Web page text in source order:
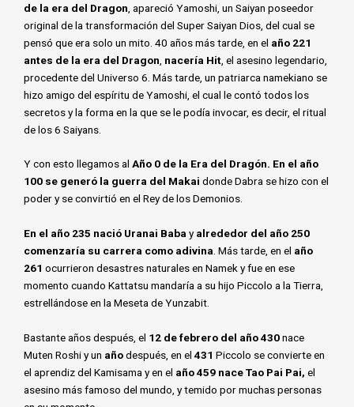
de la era del Dragon , apareció Yamoshi, un Saiyan poseedor
original de la transformación del Super Saiyan Dios, del cual se
pensó que era solo un mito. 40 años más tarde, en el año 221
antes de la era del Dragon nacería Hit , el asesino legendario,
procedente del Universo 6. Más tarde, un patriarca namekiano se
hizo amigo del espíritu de Yamoshi, el cual le contó todos los
secretos y la forma en la que se le podía invocar, es decir, el ritual
de los 6 Saiyans.
Y con esto llegamos al Año 0 de la Era del Dragón. En el año
100 se generó la guerra del Makai donde Dabra se hizo con el
poder y se convirtió en el Rey de los Demonios.
En el año 235 nació Uranai Baba yalrededor del año 250
comenzaría su carrera como adivina. Más tarde, en el año
261 ocurrieron desastres naturales en Namek y fue en ese
momento cuando Kattatsu mandaría a su hijo Piccolo a la Tierra,
estrellándose en la Meseta de Yunzabit.
Bastante años después, el 12 de febrero del año 430nace
Muten Roshi y un añodespués, en el 431 Piccolo se convierte en
el aprendiz del Kamisama y en el año 459 nace Tao Pai Pai, el
asesino más famoso del mundo, y temido por muchas personas